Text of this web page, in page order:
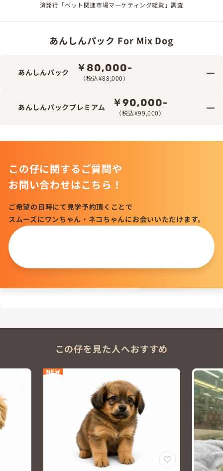
済発行「ペット関連市場マーケティング総覧」調査
あんしんパック For Mix Dog
あんしんパック ￥80,000-
（税込¥88,000）
あんしんパックプレミアム ￥90,000-
（税込¥99,000）
この仔に関するご質問や
お問い合わせはこちら！
ご希望の日時にて見学予約頂くことで
スムーズにワンちゃん・ネコちゃんにお会いいただけます。
この仔を見た人へおすすめ
NEW